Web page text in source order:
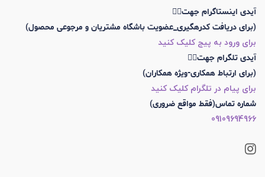
آیدی اینستاگرام جهت👇🏼
(برای دریافت کدرهگیری_عضویت باشگاه مشتریان و مرجوعی محصول)
برای ورود به پیج کلیک کنید
آیدی تلگرام جهت👇🏼
(برای ارتباط همکاری-ویژه همکاران)
برای پیام در تلگرام کلیک کنید
شماره تماس(فقط مواقع ضروری)
09109694966